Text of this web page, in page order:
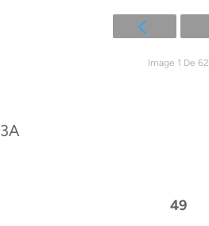
Image 1 De 62
3A
49